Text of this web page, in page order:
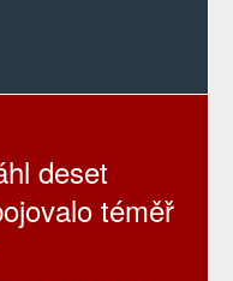
deset
téměř